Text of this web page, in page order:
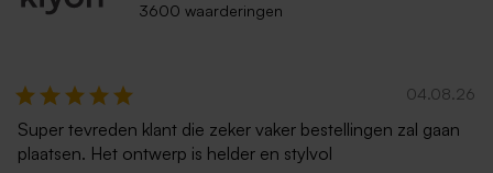
3600 waarderingen
04.08.26
Super tevreden klant die zeker vaker bestellingen zal gaan
plaatsen. Het ontwerp is helder en stylvol